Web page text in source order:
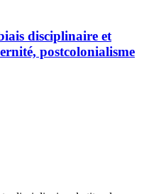
disciplinaire et
postcolonialisme